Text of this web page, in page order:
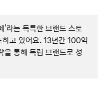
'라는 독특한 브랜드 스토
하고 있어요. 13년간 100억
을 통해 독립 브랜드로 성